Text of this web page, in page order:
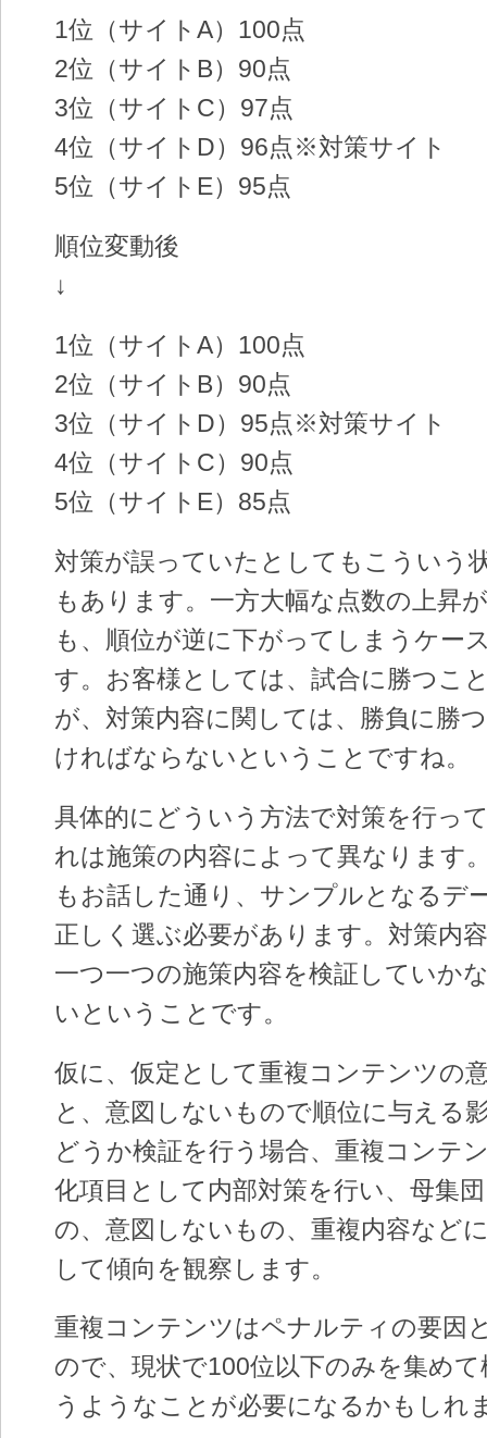
1位（サイトA）100点
2位（サイトB）90点
3位（サイトC）97点
4位（サイトD）96点※対策サイト
5位（サイトE）95点
順位変動後
↓
1位（サイトA）100点
2位（サイトB）90点
3位（サイトD）95点※対策サイト
4位（サイトC）90点
5位（サイトE）85点
対策が誤っていたとしてもこういう
もあります。一方大幅な点数の上昇
も、順位が逆に下がってしまうケー
す。お客様としては、試合に勝つこ
が、対策内容に関しては、勝負に勝
ければならないということですね。
具体的にどういう方法で対策を行っ
れは施策の内容によって異なります
もお話した通り、サンプルとなるデ
正しく選ぶ必要があります。対策内
一つ一つの施策内容を検証していか
いということです。
仮に、仮定として重複コンテンツの
と、意図しないもので順位に与える
どうか検証を行う場合、重複コンテ
化項目として内部対策を行い、母集
の、意図しないもの、重複内容など
して傾向を観察します。
重複コンテンツはペナルティの要因
ので、現状で100位以下のみを集め
うようなことが必要になるかもしれ